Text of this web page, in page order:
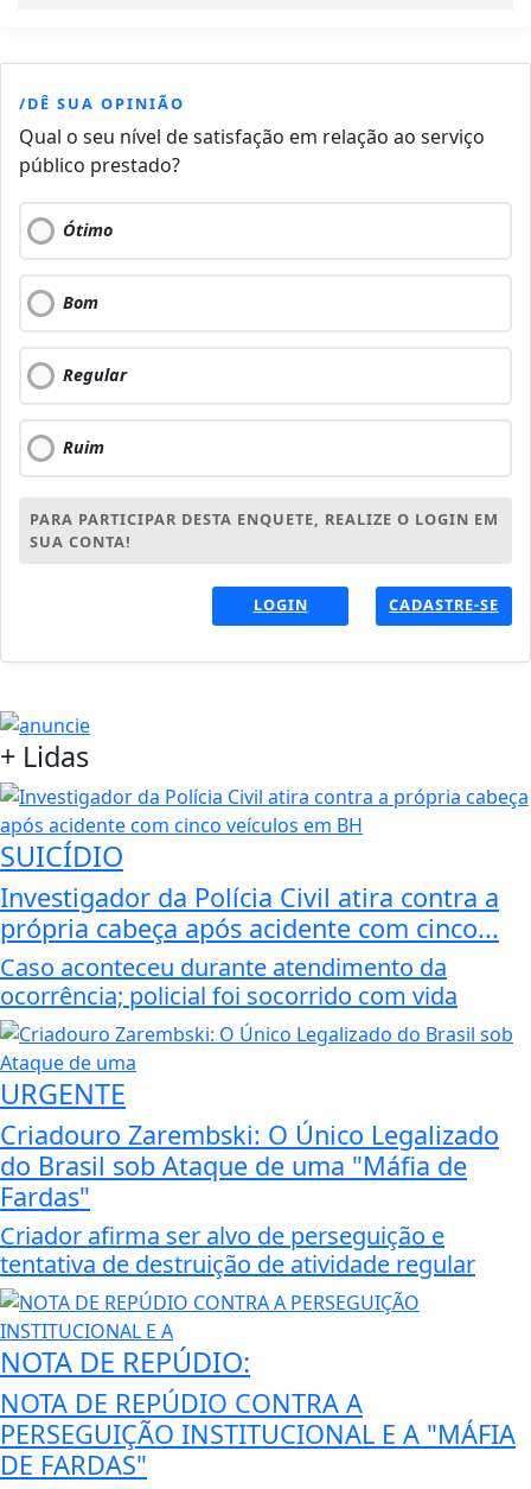
/DÊ SUA OPINIÃO
Qual o seu nível de satisfação em relação ao serviço
público prestado?
Ótimo
Bom
Regular
Ruim
PARA PARTICIPAR DESTA ENQUETE, REALIZE O LOGIN EM
SUA CONTA!
LOGIN CADASTRE-SE
+ Lidas
SUICÍDIO
Investigador da Polícia Civil atira contra a
própria cabeça após acidente com cinco...
Caso aconteceu durante atendimento da
ocorrência; policial foi socorrido com vida
URGENTE
Criadouro Zarembski: O Único Legalizado
do Brasil sob Ataque de uma "Máfia de
Fardas"
Criador afirma ser alvo de perseguição e
tentativa de destruição de atividade regular
NOTA DE REPÚDIO:
NOTA DE REPÚDIO CONTRA A
PERSEGUIÇÃO INSTITUCIONAL E A "MÁFIA
DE FARDAS"